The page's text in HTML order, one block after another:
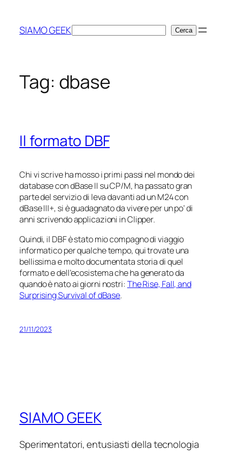
contenuto
SIAMO GEEKCerca Cerca
Tag: dbase
Il formato DBF
Chi vi scrive ha mosso i primi passi nel mondo dei
database con dBase II su CP/M, ha passato gran
parte del servizio di leva davanti ad un M24 con
dBase III+, si è guadagnato da vivere per un po’ di
anni scrivendo applicazioni in Clipper.
Quindi, il DBF è stato mio compagno di viaggio
informatico per qualche tempo, qui trovate una
bellissima e molto documentata storia di quel
formato e dell’ecosistema che ha generato da
quando è nato ai giorni nostri: The Rise, Fall, and
Surprising Survival of dBase.
21/11/2023
SIAMO GEEK
Sperimentatori, entusiasti della tecnologia